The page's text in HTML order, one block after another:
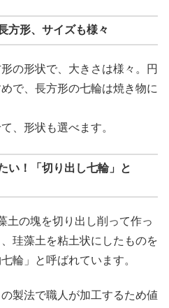
方形、サイズも様々
の形状で、大きさは様々。円
で、長方形の七輪は焼き物に
、形状も選べます。
い！「切り出し七輪」と
土の塊を切り出し削って作っ
珪藻土を粘土状にしたものを
輪」と呼ばれています。
製法で職人が加工するため値